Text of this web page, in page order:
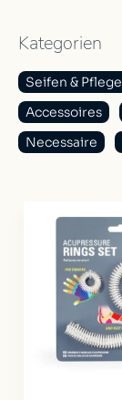
Kategorien
Seifen & Pflege
Accessoires
Necessaire